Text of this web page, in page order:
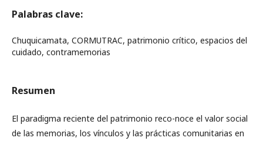
Palabras clave:
Chuquicamata, CORMUTRAC, patrimonio crítico, espacios del
cuidado, contramemorias
Resumen
El paradigma reciente del patrimonio reco-noce el valor social
de las memorias, los vínculos y las prácticas comunitarias en